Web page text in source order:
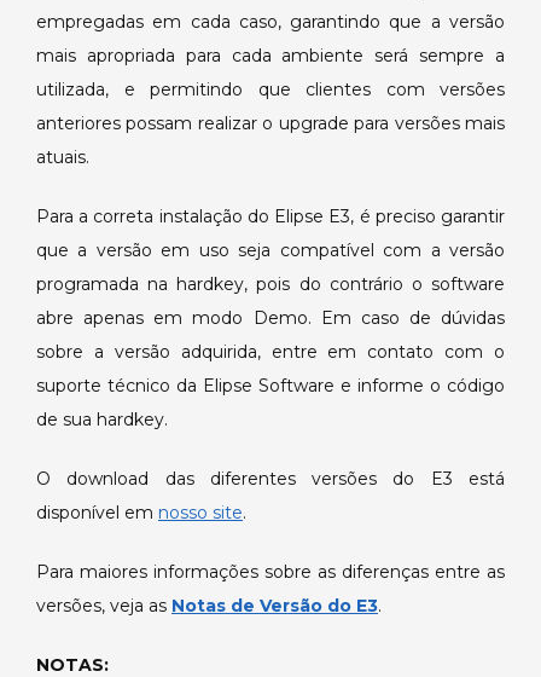
empregadas em cada caso, garantindo que a versão
mais apropriada para cada ambiente será sempre a
utilizada, e permitindo que clientes com versões
anteriores possam realizar o upgrade para versões mais
atuais.
Para a correta instalação do Elipse E3, é preciso garantir
que a versão em uso seja compatível com a versão
programada na hardkey, pois do contrário o software
abre apenas em modo Demo. Em caso de dúvidas
sobre a versão adquirida, entre em contato com o
suporte técnico da Elipse Software e informe o código
de sua hardkey.
O download das diferentes versões do E3 está
disponível em nosso site.
Para maiores informações sobre as diferenças entre as
versões, veja as Notas de Versão do E3.
NOTAS: